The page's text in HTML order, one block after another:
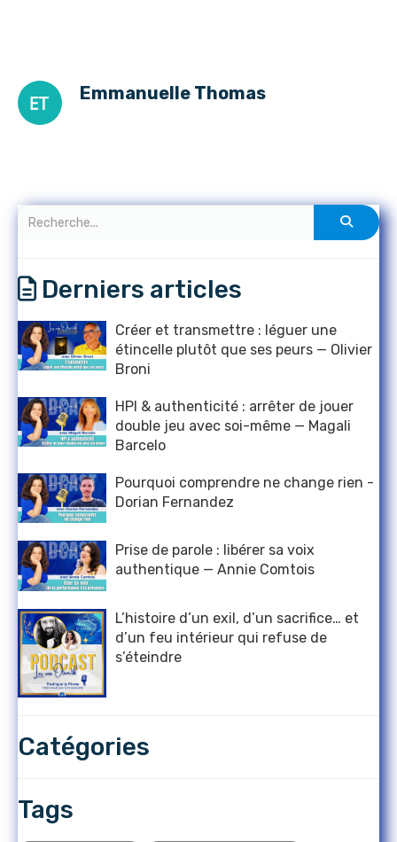
Emmanuelle Thomas
Derniers articles
Créer et transmettre : léguer une
étincelle plutôt que ses peurs — Olivier
Broni
HPI & authenticité : arrêter de jouer
double jeu avec soi-même — Magali
Barcelo
Pourquoi comprendre ne change rien -
Dorian Fernandez
Prise de parole : libérer sa voix
authentique — Annie Comtois
L’histoire d’un exil, d’un sacrifice… et
d’un feu intérieur qui refuse de
s’éteindre
Catégories
Tags